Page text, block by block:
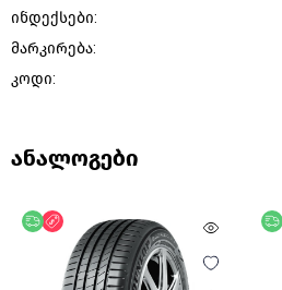
ინდექსები:
მარკირება:
კოდი:
ანალოგები
უფასო მიწოდება
ფასდაკლება